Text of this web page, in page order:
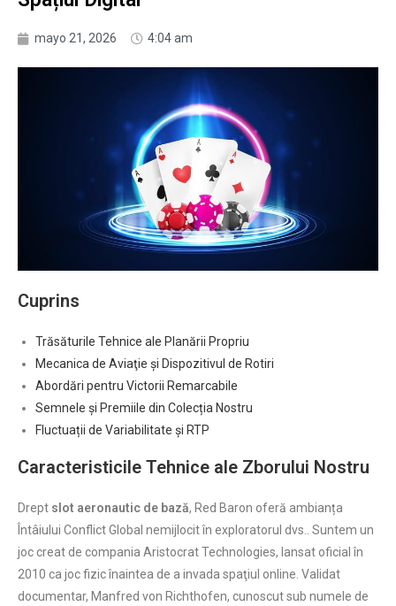
mayo 21, 2026 4:04 am
Cuprins
Trăsăturile Tehnice ale Planării Propriu
Mecanica de Aviaţie și Dispozitivul de Rotiri
Abordări pentru Victorii Remarcabile
Semnele și Premiile din Colecția Nostru
Fluctuații de Variabilitate și RTP
Caracteristicile Tehnice ale Zborului Nostru
Drept slot aeronautic de bază, Red Baron oferă ambianța
Întâiului Conflict Global nemijlocit în exploratorul dvs.. Suntem un
joc creat de compania Aristocrat Technologies, lansat oficial în
2010 ca joc fizic înaintea de a invada spaţiul online. Validat
documentar, Manfred von Richthofen, cunoscut sub numele de